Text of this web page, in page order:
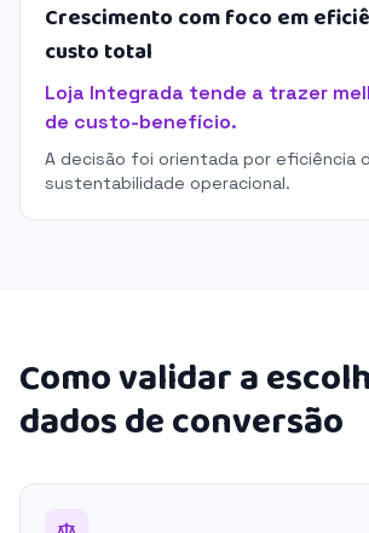
Crescimento com foco em
custo total
Loja Integrada tende a trazer
de custo-benefício.
A decisão foi orientada por eficiência
sustentabilidade operacional.
Como validar a
dados de conversão